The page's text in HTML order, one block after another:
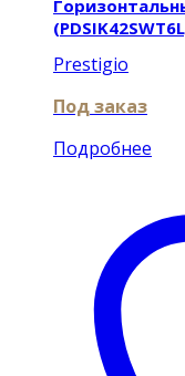
Prestigio
Под заказ
Подробнее